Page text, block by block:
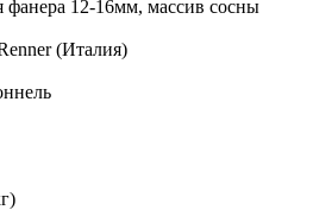
фанера 12-16мм, массив сосны
(Италия)